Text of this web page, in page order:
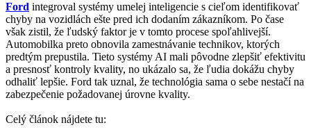
Ford integroval systémy umelej inteligencie s cieľom identifikovať
chyby na vozidlách ešte pred ich dodaním zákazníkom. Po čase
však zistil, že ľudský faktor je v tomto procese spoľahlivejší.
Automobilka preto obnovila zamestnávanie technikov, ktorých
predtým prepustila. Tieto systémy AI mali pôvodne zlepšiť efektivitu
a presnosť kontroly kvality, no ukázalo sa, že ľudia dokážu chyby
odhaliť lepšie. Ford tak uznal, že technológia sama o sebe nestačí na
zabezpečenie požadovanej úrovne kvality.
Celý článok nájdete tu: